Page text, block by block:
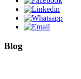
Blog